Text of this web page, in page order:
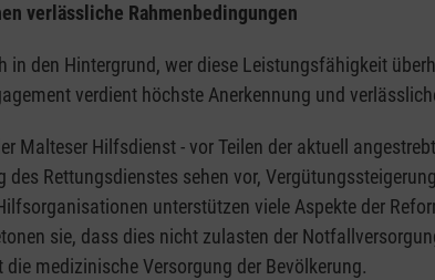
verlässliche Rahmenbedingungen
in den Hintergrund, wer diese Leistungsfähigkeit
verdient höchste Anerkennung und
Hilfsdienst - vor Teilen der aktuell
Rettungsdienstes sehen vor,
unterstützen viele Aspekte der
sie, dass dies nicht zulasten der
medizinische Versorgung der Bevölkerung.